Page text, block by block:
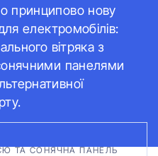
принципово нову
електромобілів:
вітряка з
панелями
ТА СОНЯЧНА ПАНЕЛЬ